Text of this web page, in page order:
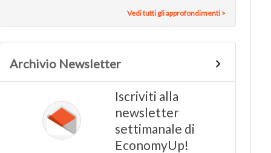
Vedi tutti gli approfondimenti >
Archivio Newsletter
Iscriviti alla
newsletter
settimanale di
EconomyUp!